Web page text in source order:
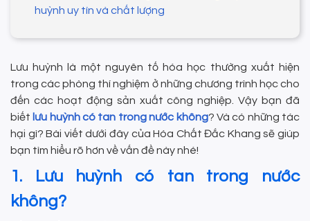
huỳnh uy tín và chất lượng
Lưu huỳnh là một nguyên tố hóa học thường xuất hiện
trong các phòng thí nghiệm ở những chương trình học cho
đến các hoạt động sản xuất công nghiệp. Vậy bạn đã
biết lưu huỳnh có tan trong nước không? Và có những tác
hại gì? Bài viết dưới đây của Hóa Chất Đắc Khang sẽ giúp
bạn tìm hiểu rõ hơn về vấn đề này nhé!
1. Lưu huỳnh có tan trong nước
không?